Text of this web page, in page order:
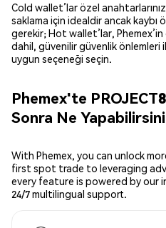
Cold wallet’lar özel
saklama için idealdir ancak kaybı
gerekir; Hot wallet’lar,
dahil, güvenilir güvenlik önlemleri
uygun seçeneği seçin.
Phemex'te
Sonra Ne
With Phemex, you can unlock
first spot trade to leveraging
every feature is powered by our
24/7 multilingual support.